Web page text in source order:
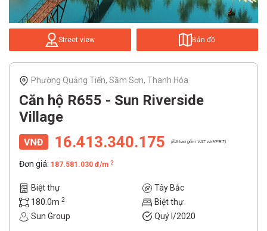
Street view Bản đồ
Phường Quảng Tiến, Sầm Sơn, Thanh Hóa
Căn hộ R655 - Sun Riverside
Village
16.413.340.175 (Đã bao gồm VAT và KPBT)
Đơn giá: 187.581.030 đ/m 2
Biệt thự
Tây Bắc
180.0m 2
Biệt thự
Sun Group
Quý I/2020